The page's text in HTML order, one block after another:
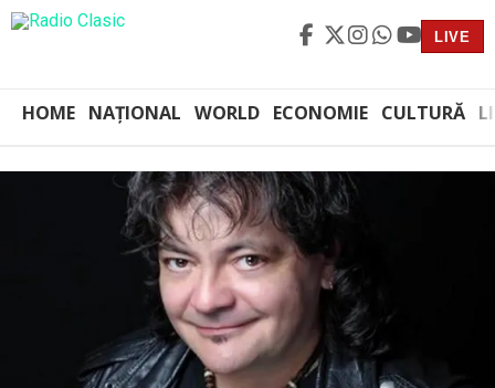
LIVE
HOME NAȚIONAL WORLD ECONOMIE CULTURĂ